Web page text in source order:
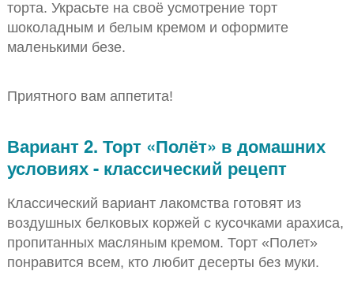
торта. Украсьте на своё усмотрение торт
шоколадным и белым кремом и оформите
маленькими безе.
Приятного вам аппетита!
Вариант 2. Торт «Полёт» в домашних
условиях - классический рецепт
Классический вариант лакомства готовят из
воздушных белковых коржей с кусочками арахиса,
пропитанных масляным кремом. Торт «Полет»
понравится всем, кто любит десерты без муки.